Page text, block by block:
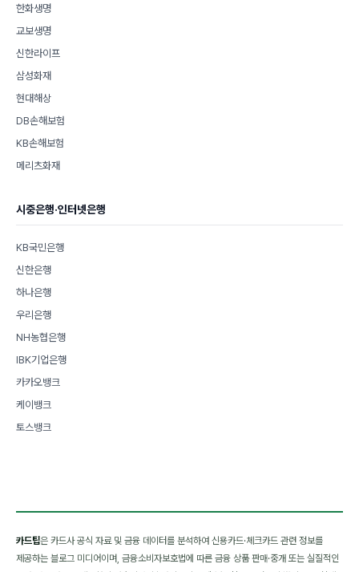
한화생명
교보생명
신한라이프
삼성화재
현대해상
DB손해보험
KB손해보험
메리츠화재
시중은행·인터넷은행
KB국민은행
신한은행
하나은행
우리은행
NH농협은행
IBK기업은행
카카오뱅크
케이뱅크
토스뱅크
카드팁은 카드사 공식 자료 및 금융 데이터를 분석하여 신용카드·체크카드 관련 정보를
제공하는 블로그 미디어이며, 금융소비자보호법에 따른 금융 상품 판매·중개 또는 실질적인